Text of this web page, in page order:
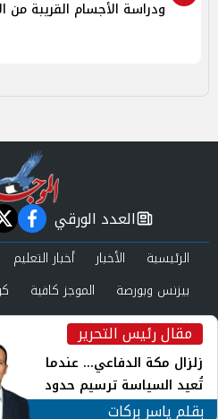
ودراسة الأجسام القريبة من
مقال رئيس التحرير
زلزال مكة الدفاعي... عندما
تُعيد السياسة ترسيم حدود
الأمن القومي العربي
بقلم ياسر بركات
newspaper
العدد الورقي
الرئيسية الأخبار أخبار التعليم
بيزنس وبورصة
الموجز كافية
صحة وجمال
عرب وعالم
العدد الورقي
من نحن
سياسة